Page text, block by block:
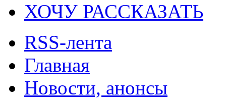
ХОЧУ РАССКАЗАТЬ
RSS-лента
Главная
Новости, анонсы